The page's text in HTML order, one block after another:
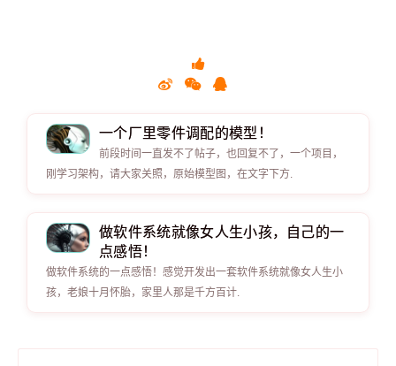
一个厂里零件调配的模型！
前段时间一直发不了帖子，也回复不了，一个项目，
刚学习架构，请大家关照，原始模型图，在文字下方.
做软件系统就像女人生小孩，自己的一
点感悟！
做软件系统的一点感悟！感觉开发出一套软件系统就像女人生小
孩，老娘十月怀胎，家里人那是千方百计.